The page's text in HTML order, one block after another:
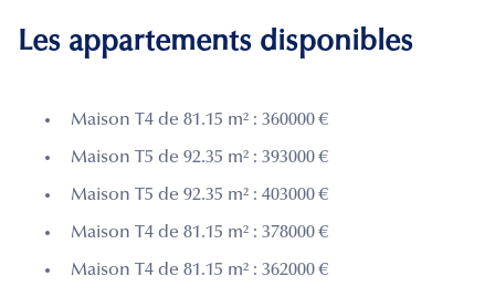
Les appartements disponibles
Maison T4 de 81.15 m² : 360000 €
Maison T5 de 92.35 m² : 393000 €
Maison T5 de 92.35 m² : 403000 €
Maison T4 de 81.15 m² : 378000 €
Maison T4 de 81.15 m² : 362000 €